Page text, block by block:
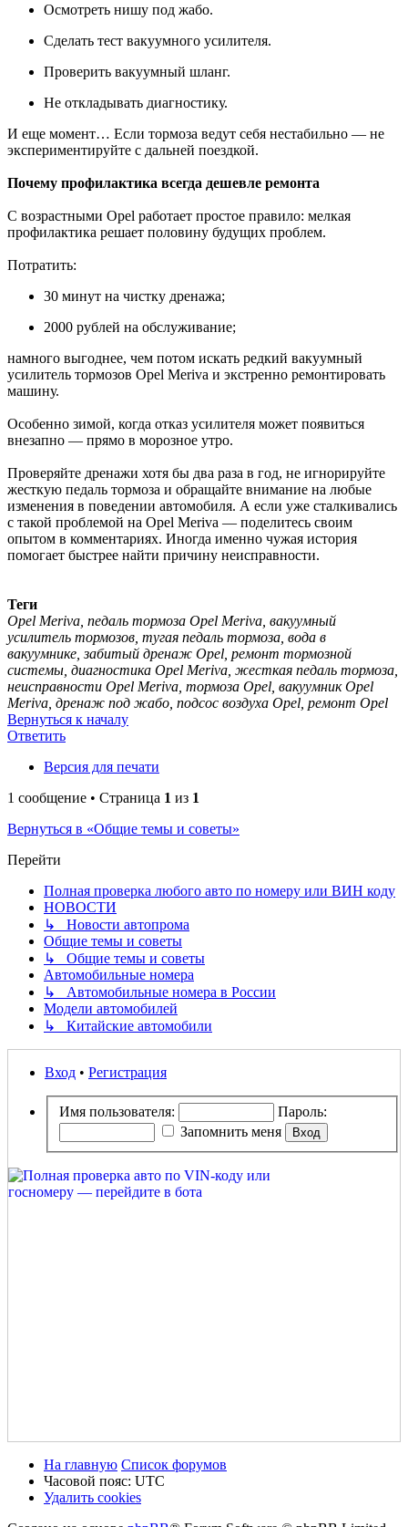
Осмотреть нишу под жабо.
Сделать тест вакуумного усилителя.
Проверить вакуумный шланг.
Не откладывать диагностику.
И еще момент… Если тормоза ведут себя нестабильно — не
экспериментируйте с дальней поездкой.
Почему профилактика всегда дешевле ремонта
С возрастными Opel работает простое правило: мелкая
профилактика решает половину будущих проблем.
Потратить:
30 минут на чистку дренажа;
2000 рублей на обслуживание;
намного выгоднее, чем потом искать редкий вакуумный
усилитель тормозов Opel Meriva и экстренно ремонтировать
машину.
Особенно зимой, когда отказ усилителя может появиться
внезапно — прямо в морозное утро.
Проверяйте дренажи хотя бы два раза в год, не игнорируйте
жесткую педаль тормоза и обращайте внимание на любые
изменения в поведении автомобиля. А если уже сталкивались
с такой проблемой на Opel Meriva — поделитесь своим
опытом в комментариях. Иногда именно чужая история
помогает быстрее найти причину неисправности.
Теги
Opel Meriva, педаль тормоза Opel Meriva, вакуумный
усилитель тормозов, тугая педаль тормоза, вода в
вакуумнике, забитый дренаж Opel, ремонт тормозной
системы, диагностика Opel Meriva, жесткая педаль тормоза,
неисправности Opel Meriva, тормоза Opel, вакуумник Opel
Meriva, дренаж под жабо, подсос воздуха Opel, ремонт Opel
Вернуться к началу
Ответить
Версия для печати
1 сообщение • Страница 1 из 1
Вернуться в «Общие темы и советы»
Перейти
Полная проверка любого авто по номеру или ВИН коду
НОВОСТИ
↳ Новости автопрома
Общие темы и советы
↳ Общие темы и советы
Автомобильные номера
↳ Автомобильные номера в России
Модели автомобилей
↳ Китайские автомобили
Вход • Регистрация
Имя пользователя:
Пароль:
Запомнить меня
На главную Список форумов
Часовой пояс: UTC
Удалить cookies